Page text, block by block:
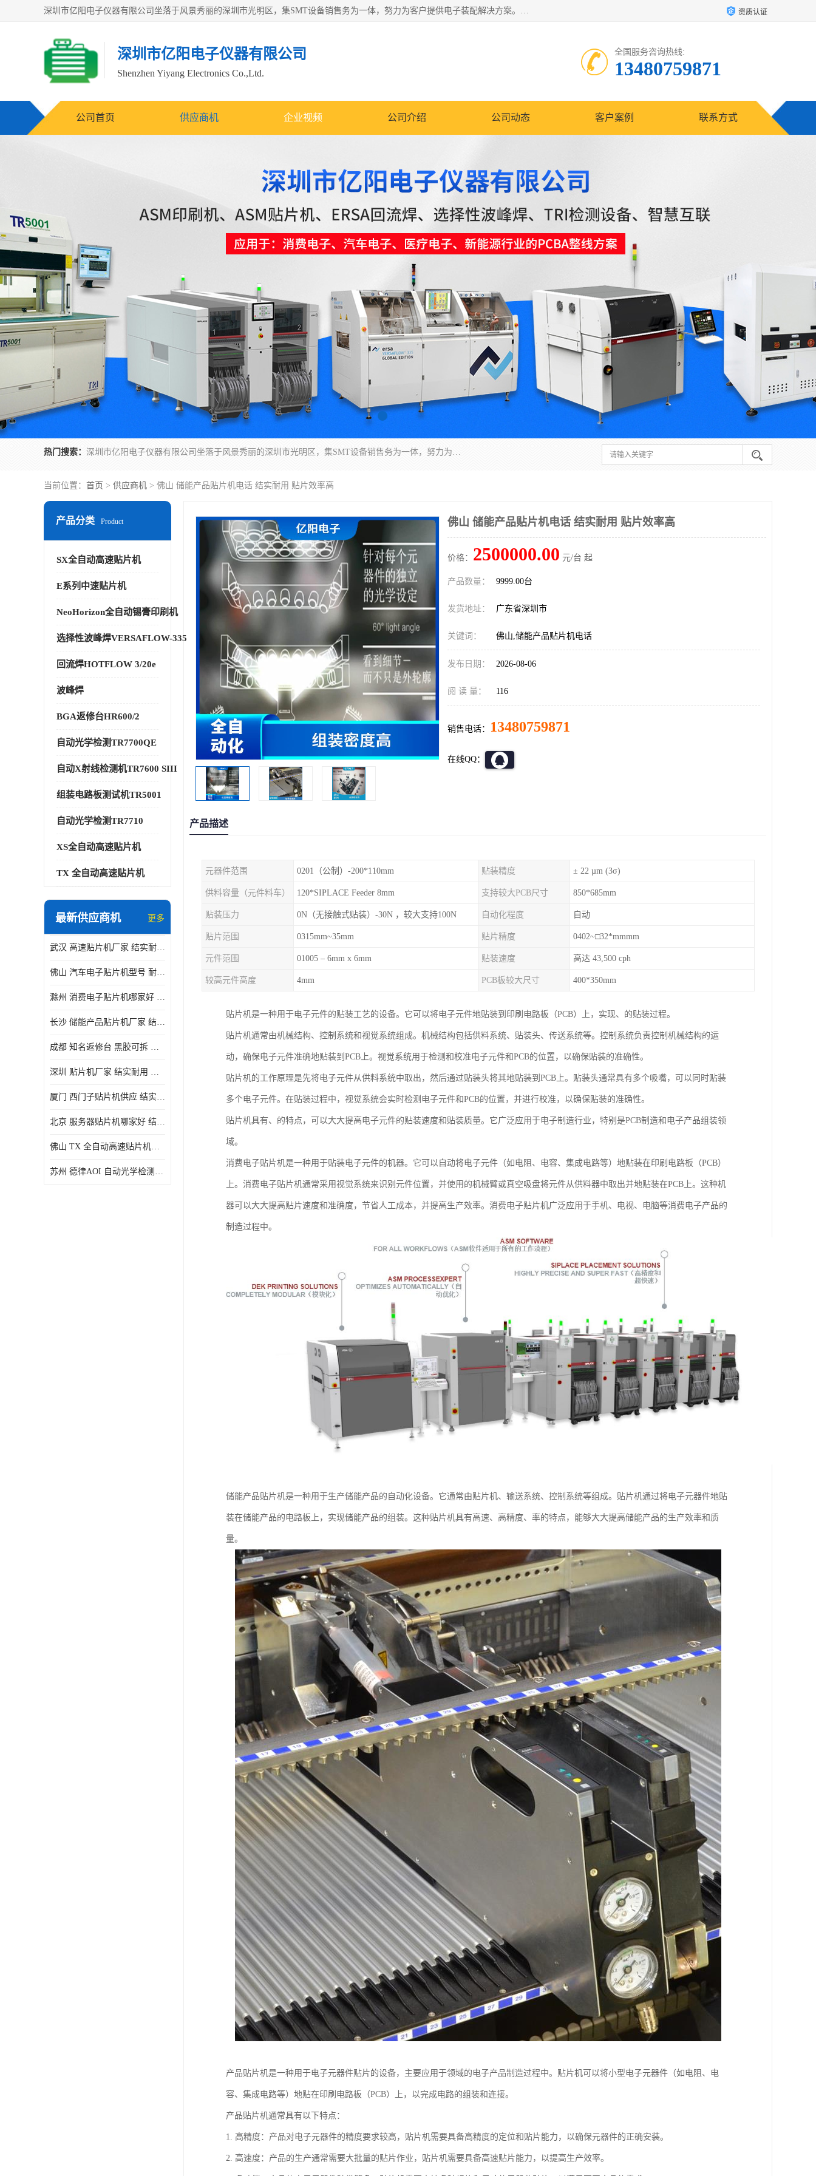
深圳市亿阳电子仪器有限公司坐落于风景秀丽的深圳市光明区，集SMT设备销售务为一体，努力为客户提供电子装配解决方案。与行业**SMT设备厂商：ASM（印刷机，锡膏检查机，贴片机），德国ERSA（爱莎）建立了稳固的代理合作关系，销售的设备一直保持**电子装配行业未来发展方向，能够满足客户各种繁杂产品的生产应用。 资质认证
深圳市亿阳电子仪器有限公司
Shenzhen Yiyang Electronics Co.,Ltd.
全国服务咨询热线:
13480759871
公司首页 供应商机 企业视频 公司介绍 公司动态 客户案例 联系方式
热门搜索： 深圳市亿阳电子仪器有限公司坐落于风景秀丽的深圳市光明区，集SMT设备销售务为一体，努力为客户提供电子装配解决方案。与行业**SMT设备厂商：ASM（印刷机，锡膏检查机，贴片机），德国ERSA（爱莎）建立了稳固的代理合作关系，销售的设备一直保持**电子装配行业未来发展方向，能够满足客户各种繁杂产品的生产应用。
当前位置： 首页 > 供应商机 > 佛山 储能产品贴片机电话 结实耐用 贴片效率高
产品分类 Product
SX全自动高速贴片机
E系列中速贴片机
NeoHorizon全自动锡膏印刷机
选择性波峰焊VERSAFLOW-335
回流焊HOTFLOW 3/20e
波峰焊
BGA返修台HR600/2
自动光学检测TR7700QE
自动X射线检测机TR7600 SIII
组装电路板测试机TR5001
自动光学检测TR7710
XS全自动高速贴片机
TX 全自动高速贴片机
最新供应商机 更多
武汉 高速贴片机厂家 结实耐用 贴片效率高
佛山 汽车电子贴片机型号 耐振动 宽容性高
滁州 消费电子贴片机哪家好 结实耐用 全自动化
长沙 储能产品贴片机厂家 结实耐用 适用范围广
成都 知名返修台 黑胶可拆 对位 校正 贴放准确
深圳 贴片机厂家 结实耐用 全自动化
厦门 西门子贴片机供应 结实耐用 提高生产率
北京 服务器贴片机哪家好 结实耐用 宽容性高
佛山 TX 全自动高速贴片机型号 结实耐用 全自动化
苏州 德律AOI 自动光学检测 帮助节省时间和劳动力成本
佛山 储能产品贴片机电话 结实耐用 贴片效率高
价格： 2500000.00 元/台 起
产品数量： 9999.00台
发货地址： 广东省深圳市
关键词： 佛山,储能产品贴片机电话
发布日期： 2026-08-06
阅 读 量： 116
销售电话： 13480759871
在线QQ：
产品描述
元器件范围 0201（公制）-200*110mm 贴装精度 ± 22 µm (3σ)
供料容量（元件料车） 120*SIPLACE Feeder 8mm 支持较大PCB尺寸 850*685mm
贴装压力 0N（无接触式贴装）-30N ，较大支持100N 自动化程度 自动
贴片范围 0315mm~35mm 贴片精度 0402~□32*mmmm
元件范围 01005 – 6mm x 6mm 贴装速度 高达 43,500 cph
较高元件高度 4mm PCB板较大尺寸 400*350mm
贴片机是一种用于电子元件的贴装工艺的设备。它可以将电子元件地贴装到印刷电路板（PCB）上，实现、的贴装过程。
贴片机通常由机械结构、控制系统和视觉系统组成。机械结构包括供料系统、贴装头、传送系统等。控制系统负责控制机械结构的运
动，确保电子元件准确地贴装到PCB上。视觉系统用于检测和校准电子元件和PCB的位置，以确保贴装的准确性。
贴片机的工作原理是先将电子元件从供料系统中取出，然后通过贴装头将其地贴装到PCB上。贴装头通常具有多个吸嘴，可以同时贴装
多个电子元件。在贴装过程中，视觉系统会实时检测电子元件和PCB的位置，并进行校准，以确保贴装的准确性。
贴片机具有、的特点，可以大大提高电子元件的贴装速度和贴装质量。它广泛应用于电子制造行业，特别是PCB制造和电子产品组装领
域。
消费电子贴片机是一种用于贴装电子元件的机器。它可以自动将电子元件（如电阻、电容、集成电路等）地贴装在印刷电路板（PCB）
上。消费电子贴片机通常采用视觉系统来识别元件位置，并使用的机械臂或真空吸盘将元件从供料器中取出并地贴装在PCB上。这种机
器可以大大提高贴片速度和准确度，节省人工成本，并提高生产效率。消费电子贴片机广泛应用于手机、电视、电脑等消费电子产品的
制造过程中。
储能产品贴片机是一种用于生产储能产品的自动化设备。它通常由贴片机、输送系统、控制系统等组成。贴片机通过将电子元器件地贴
装在储能产品的电路板上，实现储能产品的组装。这种贴片机具有高速、高精度、率的特点，能够大大提高储能产品的生产效率和质
量。
产品贴片机是一种用于电子元器件贴片的设备，主要应用于领域的电子产品制造过程中。贴片机可以将小型电子元器件（如电阻、电
容、集成电路等）地贴在印刷电路板（PCB）上，以完成电路的组装和连接。
产品贴片机通常具有以下特点：
1. 高精度：产品对电子元器件的精度要求较高，贴片机需要具备高精度的定位和贴片能力，以确保元器件的正确安装。
2. 高速度：产品的生产通常需要大批量的贴片作业，贴片机需要具备高速贴片能力，以提高生产效率。